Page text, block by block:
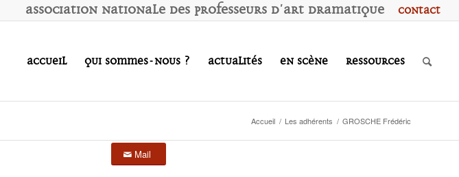
Contact
Association Nationale des Professeurs d'Art Dramatique
Accueil Qui sommes-nous ? Actualités En scène Ressources
Accueil / Les adhérents / GROSCHE Frédéric
Mail